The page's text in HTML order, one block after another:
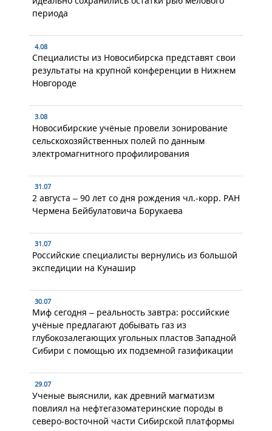
периода
4.08
Специалисты из Новосибирска представят свои
результаты на крупной конференции в Нижнем
Новгороде
3.08
Новосибирские учёные провели зонирование
сельскохозяйственных полей по данным
электромагнитного профилирования
31.07
2 августа – 90 лет со дня рождения чл.-корр. РАН
Чермена Бейбулатовича Борукаева
31.07
Российские специалисты вернулись из большой
экспедиции на Кунашир
30.07
Миф сегодня – реальность завтра: российские
учёные предлагают добывать газ из
глубокозалегающих угольных пластов Западной
Сибири с помощью их подземной газификации
29.07
Ученые выяснили, как древний магматизм
повлиял на нефтегазоматеринские породы в
северо-восточной части Сибирской платформы